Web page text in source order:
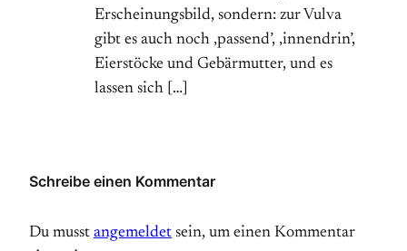
Erscheinungsbild, sondern: zur Vulva
gibt es auch noch ‚passend’, ‚innendrin’,
Eierstöcke und Gebärmutter, und es
lassen sich […]
Schreibe einen Kommentar
Du musst angemeldet sein, um einen Kommentar